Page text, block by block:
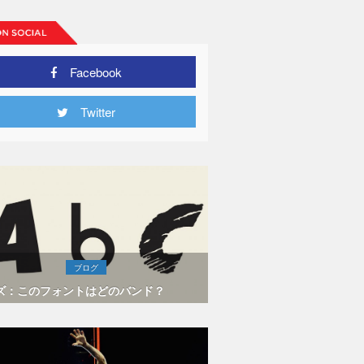
Facebook
Twitter
ブログ
：このフォントはどのバンド？